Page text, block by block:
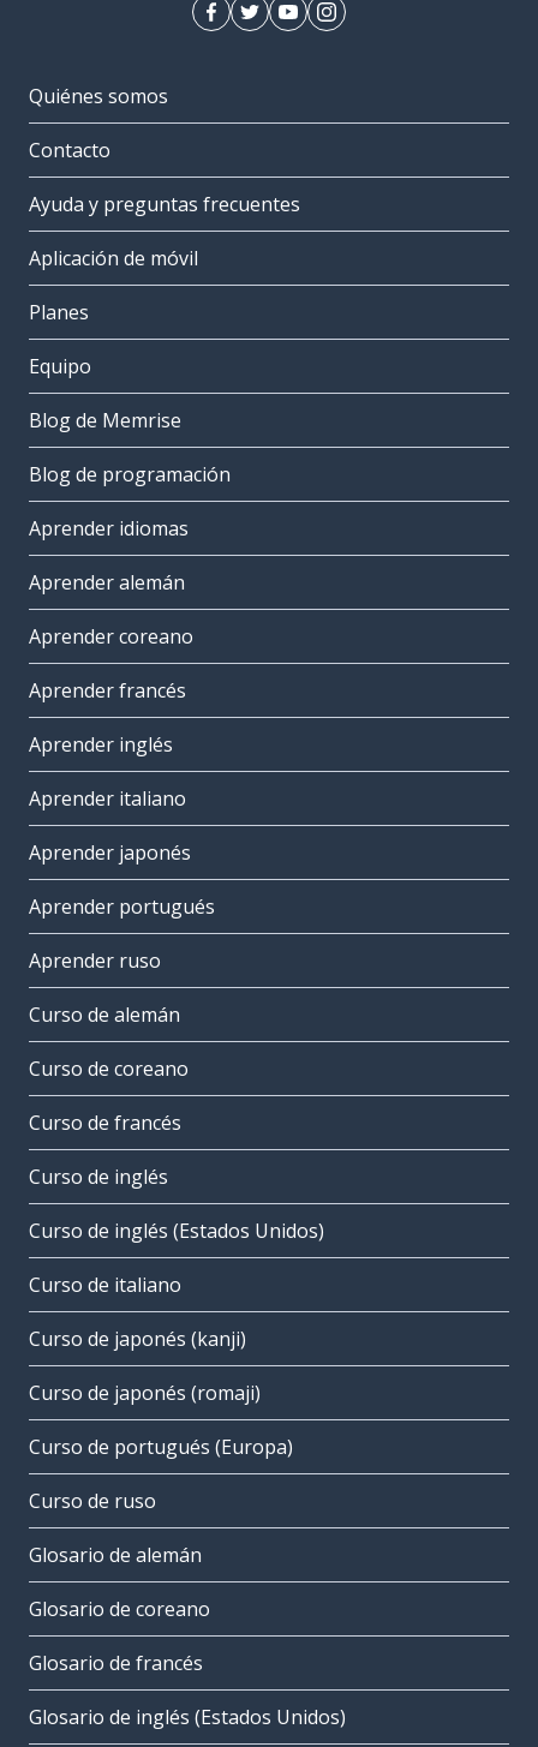
Quiénes somos
Contacto
Ayuda y preguntas frecuentes
Aplicación de móvil
Planes
Equipo
Blog de Memrise
Blog de programación
Aprender idiomas
Aprender alemán
Aprender coreano
Aprender francés
Aprender inglés
Aprender italiano
Aprender japonés
Aprender portugués
Aprender ruso
Curso de alemán
Curso de coreano
Curso de francés
Curso de inglés
Curso de inglés (Estados Unidos)
Curso de italiano
Curso de japonés (kanji)
Curso de japonés (romaji)
Curso de portugués (Europa)
Curso de ruso
Glosario de alemán
Glosario de coreano
Glosario de francés
Glosario de inglés (Estados Unidos)